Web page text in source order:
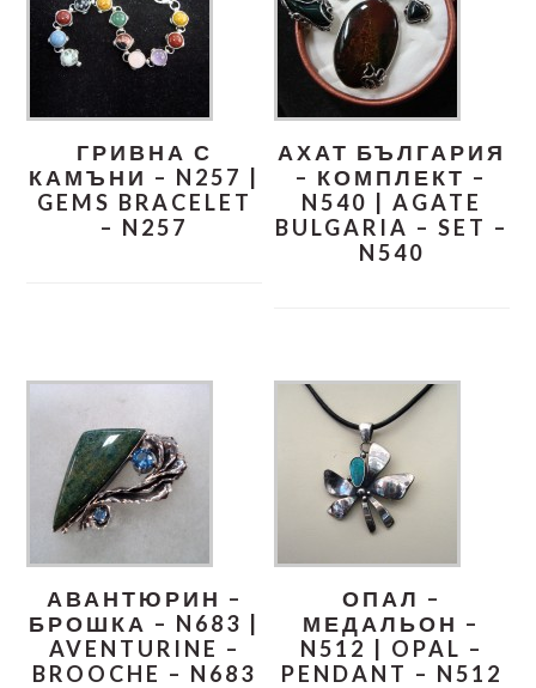
ГРИВНА С
КАМЪНИ – N257 |
GEMS BRACELET
– N257
АХАТ БЪЛГАРИЯ
– КОМПЛЕКТ –
N540 | AGATE
BULGARIA – SET –
N540
АВАНТЮРИН –
БРОШКА – N683 |
AVENTURINE –
BROOCHE – N683
ОПАЛ –
МЕДАЛЬОН –
N512 | OPAL –
PENDANT – N512